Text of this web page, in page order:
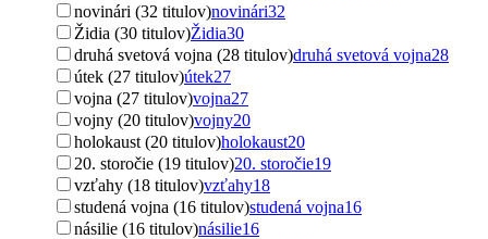
novinári (32 titulov)novinári32
Židia (30 titulov)Židia30
druhá svetová vojna (28 titulov)druhá svetová vojna28
útek (27 titulov)útek27
vojna (27 titulov)vojna27
vojny (20 titulov)vojny20
holokaust (20 titulov)holokaust20
20. storočie (19 titulov)20. storočie19
vzťahy (18 titulov)vzťahy18
studená vojna (16 titulov)studená vojna16
násilie (16 titulov)násilie16